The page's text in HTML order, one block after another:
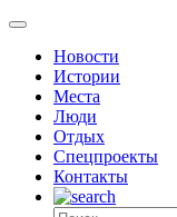
Новости
Истории
Места
Люди
Отдых
Спецпроекты
Контакты